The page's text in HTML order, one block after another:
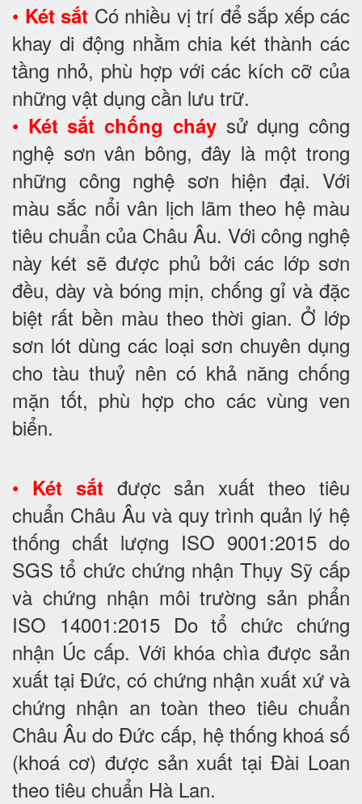
• Két sắt Có nhiều vị trí để sắp xếp các
khay di động nhằm chia két thành các
tầng nhỏ, phù hợp với các kích cỡ của
những vật dụng cần lưu trữ.
• Két sắt chống cháysử dụng công
nghệ sơn vân bông, đây là một trong
những công nghệ sơn hiện đại. Với
màu sắc nổi vân lịch lãm theo hệ màu
tiêu chuẩn của Châu Âu. Với công nghệ
này két sẽ được phủ bởi các lớp sơn
đều, dày và bóng mịn, chống gỉ và đặc
biệt rất bền màu theo thời gian. Ở lớp
sơn lót dùng các loại sơn chuyên dụng
cho tàu thuỷ nên có khả năng chống
mặn tốt, phù hợp cho các vùng ven
biển.
• Két sắtđược sản xuất theo tiêu
chuẩn Châu Âu và quy trình quản lý hệ
thống chất lượng ISO 9001:2015 do
SGS tổ chức chứng nhận Thụy Sỹ cấp
và chứng nhận môi trường sản phẩn
ISO 14001:2015 Do tổ chức chứng
nhận Úc cấp. Với khóa chìa được sản
xuất tại Đức, có chứng nhận xuất xứ và
chứng nhận an toàn theo tiêu chuẩn
Châu Âu do Đức cấp, hệ thống khoá số
(khoá cơ) được sản xuất tại Đài Loan
theo tiêu chuẩn Hà Lan.